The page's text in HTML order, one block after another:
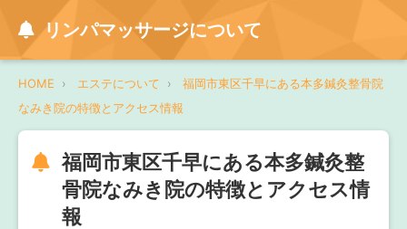
リンパマッサージについて
HOME エステについて
福岡市東区千早にある本多鍼灸整骨院
なみき院の特徴とアクセス情報
福岡市東区千早にある本多鍼灸整
骨院なみき院の特徴とアクセス情
報